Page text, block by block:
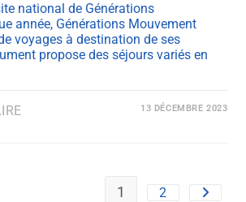
national de Générations
année, Générations Mouvement
voyages à destination de ses
propose des séjours variés en
13 DÉCEMBRE 2023
1 2